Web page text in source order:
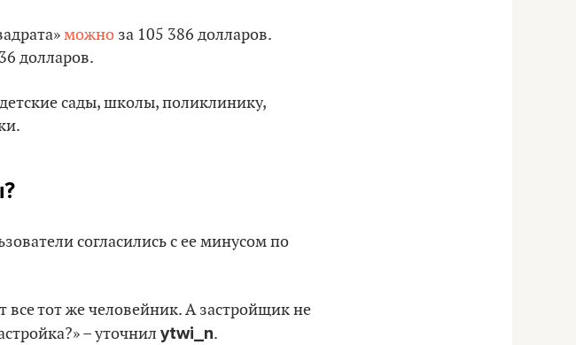
можно за 105 386 долларов.
долларов.
сады, школы, поликлинику,
согласились с ее минусом по
все тот же человейник. А застройщик не
– уточнил ytwi_n.